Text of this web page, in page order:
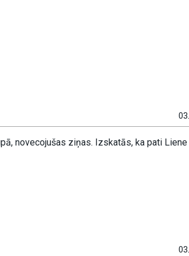
novecojušas ziņas. Izskatās, ka pati